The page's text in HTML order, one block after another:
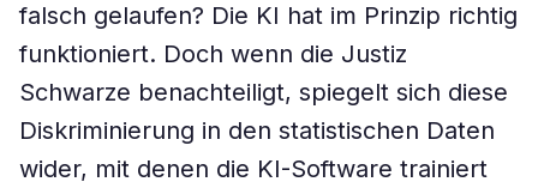
falsch gelaufen? Die KI hat im Prinzip richtig
funktioniert. Doch wenn die Justiz
Schwarze benachteiligt, spiegelt sich diese
Diskriminierung in den statistischen Daten
wider, mit denen die KI-Software trainiert